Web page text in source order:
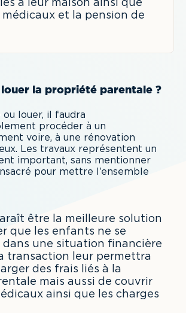
à leur maison ainsi que
médicaux et la pension de
la propriété parentale ?
ou louer, il faudra
procéder à un
voire, à une rénovation
Les travaux représentent un
important, sans mentionner
pour mettre l’ensemble
être la meilleure solution
que les enfants ne se
une situation financière
transaction leur permettra
des frais liés à la
mais aussi de couvrir
ainsi que les charges